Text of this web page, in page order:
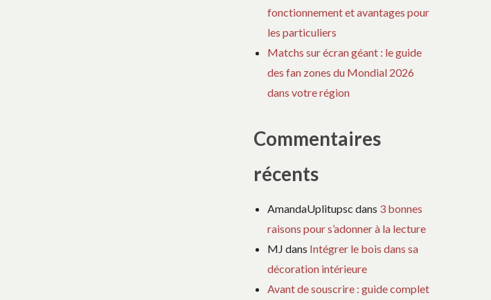
fonctionnement et avantages pour
les particuliers
Matchs sur écran géant : le guide
des fan zones du Mondial 2026
dans votre région
Commentaires
récents
AmandaUplitupsc dans 3 bonnes
raisons pour s’adonner à la lecture
MJ dans Intégrer le bois dans sa
décoration intérieure
Avant de souscrire : guide complet